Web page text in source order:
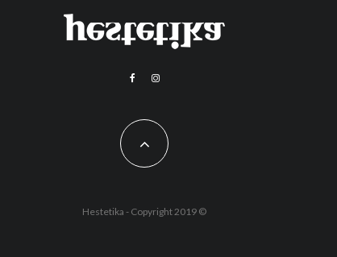
Hestetika - Copyright 2019 ©